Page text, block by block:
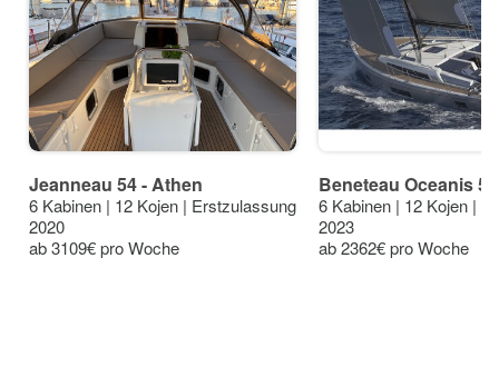
Jeanneau 54 - Athen
6 Kabinen | 12 Kojen | Erstzulassung
2020
ab 3109€ pro Woche
Beneteau Oceanis
6 Kabinen | 12 Kojen |
2023
ab 2362€ pro Woche